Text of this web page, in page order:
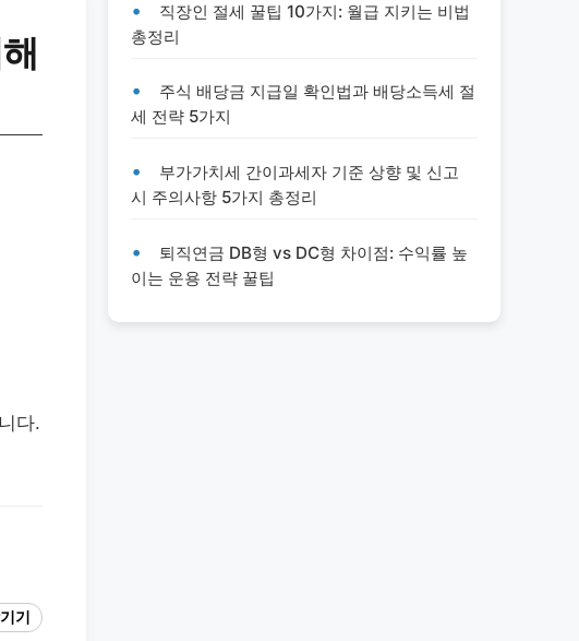
다.
기
직장인 절세 꿀팁 10가지: 월급 지키는 비법
총정리
주식 배당금 지급일 확인법과 배당소득세 절
세 전략 5가지
부가가치세 간이과세자 기준 상향 및 신고
시 주의사항 5가지 총정리
퇴직연금 DB형 vs DC형 차이점: 수익률 높
이는 운용 전략 꿀팁